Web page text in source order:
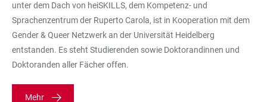
unter dem Dach von heiSKILLS, dem Kompetenz- und
Sprachenzentrum der Ruperto Carola, ist in Kooperation mit dem
Gender & Queer Netzwerk an der Universität Heidelberg
entstanden. Es steht Studierenden sowie Doktorandinnen und
Doktoranden aller Fächer offen.
Mehr